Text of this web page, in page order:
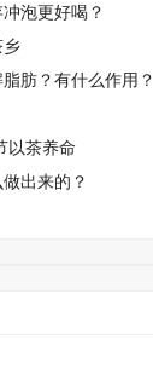
泡更好喝？
乡
肪？有什么作用？
以茶养命
出来的？